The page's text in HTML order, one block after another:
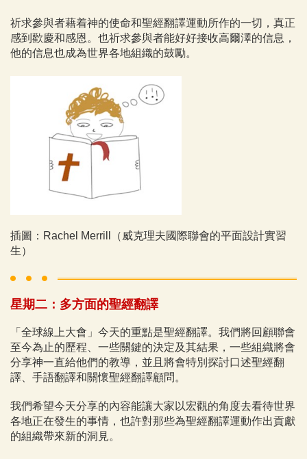
祈求參與者藉着神的使命和聖經翻譯運動所作的一切，真正
感到歡慶和感恩。也祈求參與者能好好接收高爾澤的信息，
他的信息也成為世界各地組織的鼓勵。
插圖：Rachel Merrill（威克理夫國際聯會的平面設計實習
生）
星期二：多方面的聖經翻譯
「全球線上大會」今天的重點是聖經翻譯。我們將回顧聯會
至今為止的歷程、一些關鍵的決定及其結果，一些組織將會
分享神一直給他們的教導，並且將會特別探討口述聖經翻
譯、手語翻譯和關懷聖經翻譯顧問。
我們希望今天分享的內容能讓大家以宏觀的角度去看待世界
各地正在發生的事情， 也許對那些為聖經翻譯運動作出貢獻
的組織帶來新的洞見。